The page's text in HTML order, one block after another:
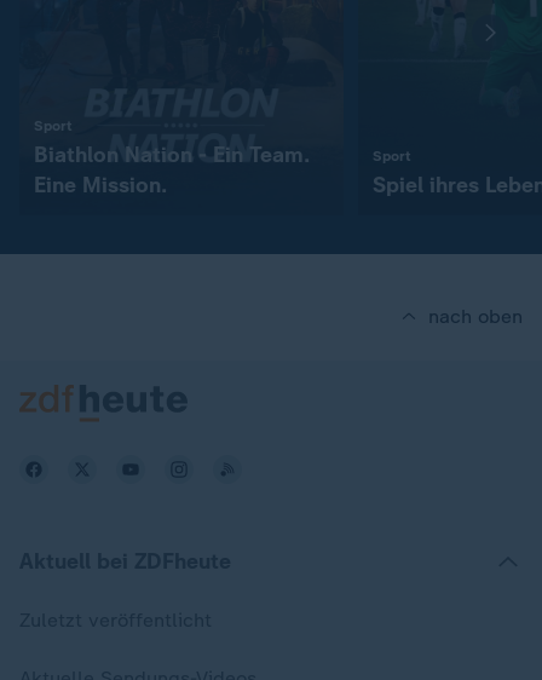
Sport
Biathlon Nation - Ein Team.
Eine Mission.
Sport
Spiel ihres
nach oben